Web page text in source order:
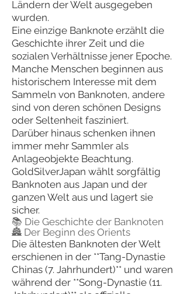
Ländern der Welt ausgegeben
wurden.
Eine einzige Banknote erzählt die
Geschichte ihrer Zeit und die
sozialen Verhältnisse jener Epoche.
Manche Menschen beginnen aus
historischem Interesse mit dem
Sammeln von Banknoten, andere
sind von deren schönen Designs
oder Seltenheit fasziniert.
Darüber hinaus schenken ihnen
immer mehr Sammler als
Anlageobjekte Beachtung.
GoldSilverJapan wählt sorgfältig
Banknoten aus Japan und der
ganzen Welt aus und lagert sie
sicher.
📚 Die Geschichte der Banknoten
🏯 Der Beginn des Orients
Die ältesten Banknoten der Welt
erschienen in der **Tang-Dynastie
Chinas (7. Jahrhundert)** und waren
während der **Song-Dynastie (11.